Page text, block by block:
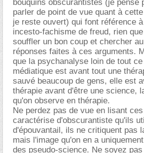
bouquins obscurantistes (je pense
parler de point de vue quant à
je reste ouvert) qui font référence
incesto-fachisme de freud, rien
souffler un bon coup et chercher
réponses faites à ces arguments.
que la psychanalyse loin de tout
médiatique est avant tout une
sauvé beaucoup de gens, elle est
thérapie avant d'être une science,
qu'on observe en thérapie.
Ne perdez pas de vue en lisant
caractérise d'obscurantiste qu'ils
d'épouvantail, ils ne critiquent pas
mais l'image qu'on en a
des pseudo-science. Ne soyez